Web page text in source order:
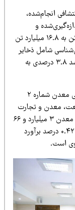
تن به ۱۶.۸ میلیارد تن
به
تأیید شد. بر اساس این گزارش، ذخیره قطعی این معدن ۳ میلیارد و ۶۶